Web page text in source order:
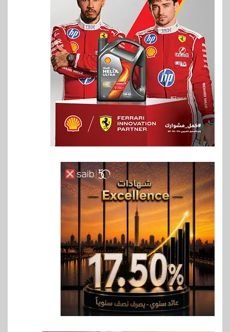
6
بنوك
بنك QNB مصر يعزز جاهزية
المشروعات الصغيرة والمتوسطة
للنمو والتوسع
7 اخبار
فيكسد مصر و”حلول” تتشاركان
في تطوير أول منصة للسياحة
الصحية في مصر والشرق الأوسط
وأفريقيا Tour4Cure